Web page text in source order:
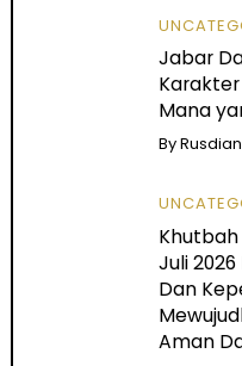
Jabar
Mana
By
Khutbah
Juli
Dan
Aman